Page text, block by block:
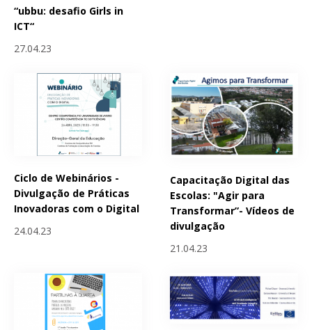
“ubbu: desafio Girls in
ICT“
27.04.23
Ciclo de Webinários -
Divulgação de Práticas
Inovadoras com o Digital
24.04.23
Capacitação Digital das
Escolas: "Agir para
Transformar”- Vídeos de
divulgação
21.04.23